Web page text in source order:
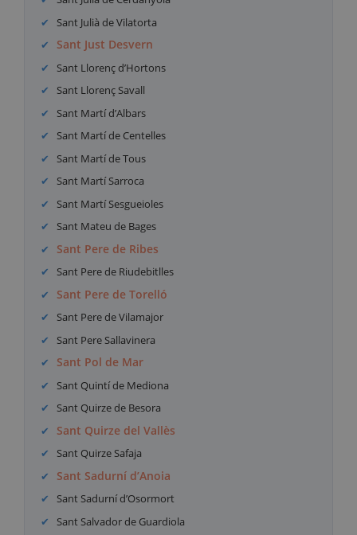
Sant Julià de Vilatorta
Sant Just Desvern
Sant Llorenç d’Hortons
Sant Llorenç Savall
Sant Martí d’Albars
Sant Martí de Centelles
Sant Martí de Tous
Sant Martí Sarroca
Sant Martí Sesgueioles
Sant Mateu de Bages
Sant Pere de Ribes
Sant Pere de Riudebitlles
Sant Pere de Torelló
Sant Pere de Vilamajor
Sant Pere Sallavinera
Sant Pol de Mar
Sant Quintí de Mediona
Sant Quirze de Besora
Sant Quirze del Vallès
Sant Quirze Safaja
Sant Sadurní d’Anoia
Sant Sadurní d’Osormort
Sant Salvador de Guardiola